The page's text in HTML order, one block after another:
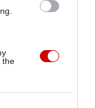
the
patriarchę Cyryla
papieża